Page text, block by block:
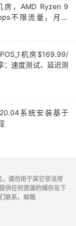
，AMD Ryzen 9
不限流量，月付
机房$169.99/
：速度测试、延迟测
系统安装基于
请勿用于其它非法用
供任何资源的储存及下
联系，邮箱